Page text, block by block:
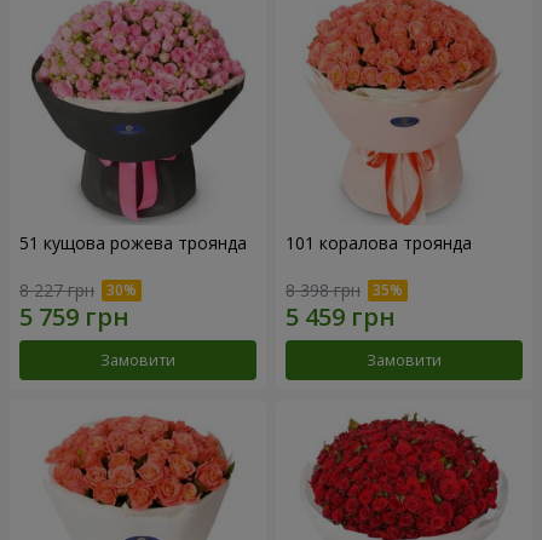
51 кущова рожева троянда
8 227 грн
Замовити
101 коралова троянда
8 398 грн
Замовити